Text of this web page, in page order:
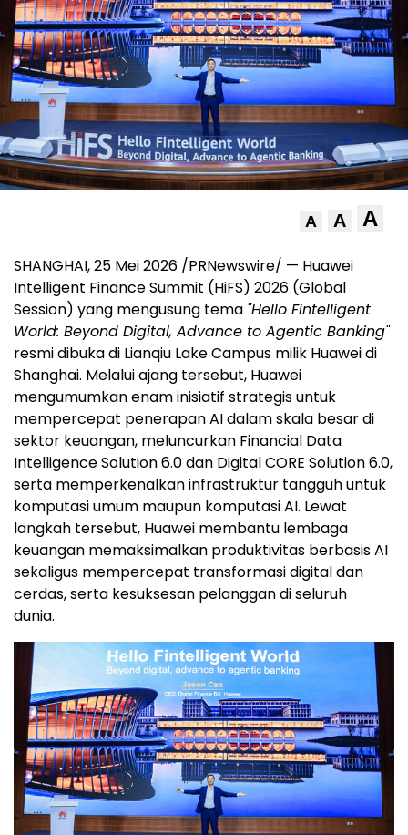
A A A
SHANGHAI, 25 Mei 2026 /PRNewswire/ — Huawei
Intelligent Finance Summit (HiFS) 2026 (Global
Session) yang mengusung tema "Hello Fintelligent
World: Beyond Digital, Advance to Agentic Banking"
resmi dibuka di Lianqiu Lake Campus milik Huawei di
Shanghai. Melalui ajang tersebut, Huawei
mengumumkan enam inisiatif strategis untuk
mempercepat penerapan AI dalam skala besar di
sektor keuangan, meluncurkan Financial Data
Intelligence Solution 6.0 dan Digital CORE Solution 6.0,
serta memperkenalkan infrastruktur tangguh untuk
komputasi umum maupun komputasi AI. Lewat
langkah tersebut, Huawei membantu lembaga
keuangan memaksimalkan produktivitas berbasis AI
sekaligus mempercepat transformasi digital dan
cerdas, serta kesuksesan pelanggan di seluruh
dunia.